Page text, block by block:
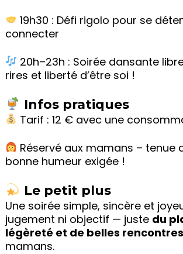
19h30 : Défi rigolo pour se
connecter
20h–23h : Soirée dansante
rires et liberté d’être soi !
Infos pratiques
Tarif : 12 € avec une
Réservé aux mamans – tenue
bonne humeur exigée !
Le petit plus
Une soirée simple, sincère et
jugement ni objectif — juste du
légèreté et de belles rencontres
mamans.